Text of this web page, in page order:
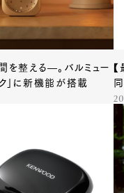
を整える―。バルミュー
ク」に新機能が搭載